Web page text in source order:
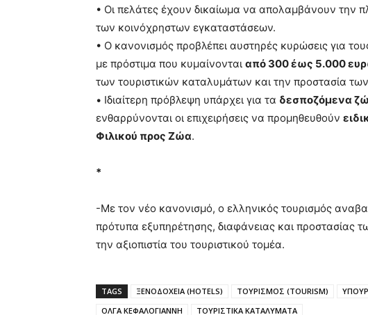
• Οι πελάτες έχουν δικαίωμα να απολαμβάνουν
των κοινόχρηστων εγκαταστάσεων.
• Ο κανονισμός προβλέπει αυστηρές κυρώσεις για
με πρόστιμα που κυμαίνονται από 300 έως 5.000
των τουριστικών καταλυμάτων και την προστασία
• Ιδιαίτερη πρόβλεψη υπάρχει για τα δεσποζόμενα
ενθαρρύνονται οι επιχειρήσεις να προμηθευθούν
Φιλικού προς Ζώα.
*
-Με τον νέο κανονισμό, ο ελληνικός τουρισμός
πρότυπα εξυπηρέτησης, διαφάνειας και προστασίας
την αξιοπιστία του τουριστικού τομέα.
TAGS ΞΕΝΟΔΟΧΕΙΑ (HOTELS) ΤΟΥΡΙΣΜΟΣ (TOURISM)
ΟΛΓΑ ΚΕΦΑΛΟΓΙΑΝΝΗ
ΤΟΥΡΙΣΤΙΚΑ ΚΑΤΑΛΥΜΑΤΑ